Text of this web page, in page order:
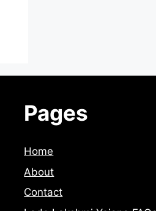
Pages
Home
About
Contact